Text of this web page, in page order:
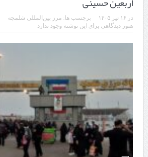
در ۱۶ تیر ۱۴۰۵ برچسب ها: مرز بین‌المللی شلمچه
هنوز دیدگاهی برای این نوشته وجود ندارد